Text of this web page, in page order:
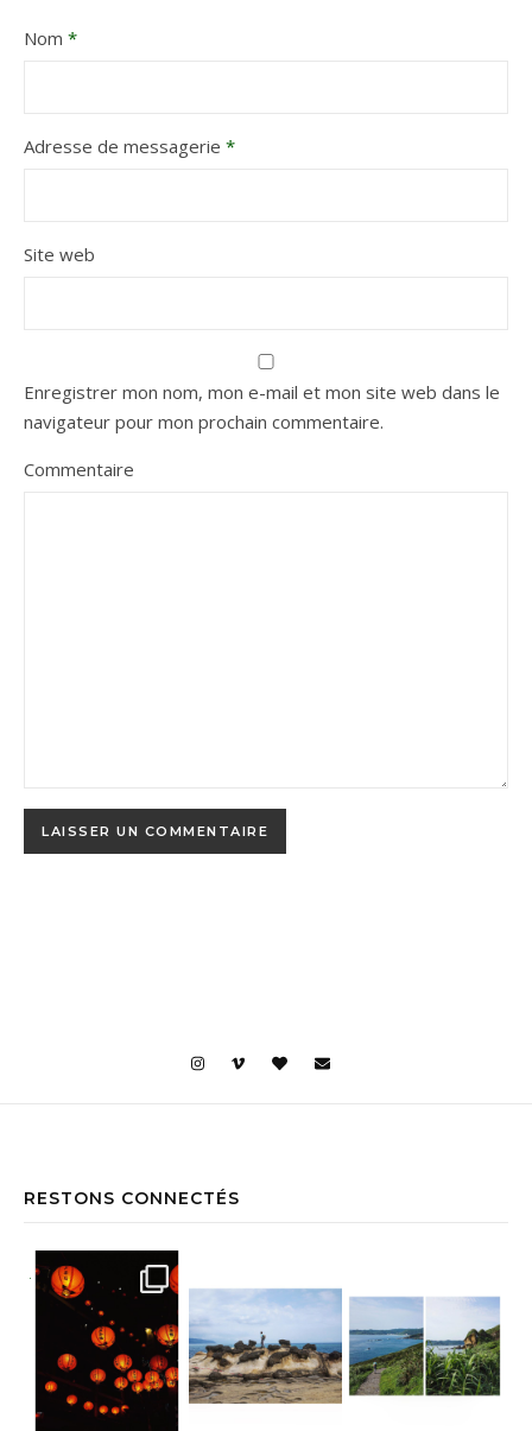
Nom *
Adresse de messagerie *
Site web
Enregistrer mon nom, mon e-mail et mon site web dans le
navigateur pour mon prochain commentaire.
Commentaire
RESTONS CONNECTÉS
Jiufen • Taïwan Comme un air de Miyaz